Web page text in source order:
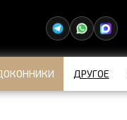
ДРУГОЕ